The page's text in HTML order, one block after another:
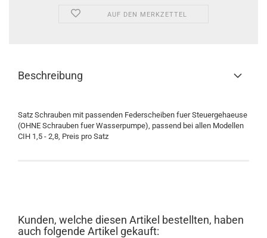
AUF DEN MERKZETTEL
Beschreibung
Satz Schrauben mit passenden Federscheiben fuer Steuergehaeuse
(OHNE Schrauben fuer Wasserpumpe), passend bei allen Modellen
CIH 1,5 - 2,8, Preis pro Satz
Kunden, welche diesen Artikel bestellten, haben
auch folgende Artikel gekauft: